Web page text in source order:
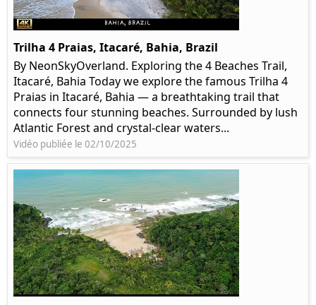
Trilha 4 Praias, Itacaré, Bahia, Brazil
By NeonSkyOverland. Exploring the 4 Beaches Trail,
Itacaré, Bahia Today we explore the famous Trilha 4
Praias in Itacaré, Bahia — a breathtaking trail that
connects four stunning beaches. Surrounded by lush
Atlantic Forest and crystal-clear waters...
Vidéo publiée le 02/10/2025